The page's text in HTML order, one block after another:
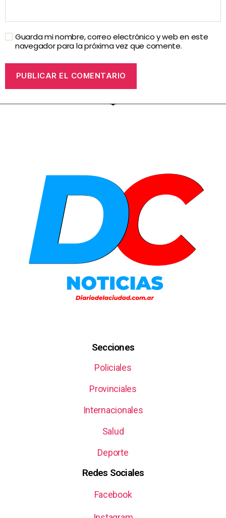
Guarda mi nombre, correo electrónico y web en este
navegador para la próxima vez que comente.
Secciones
Policiales
Provinciales
Internacionales
Salud
Deporte
Redes Sociales
Facebook